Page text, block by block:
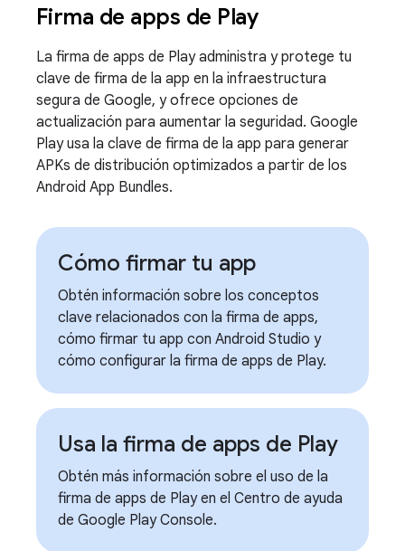
Firma de apps de Play
La firma de apps de Play administra y protege tu
clave de firma de la app en la infraestructura
segura de Google, y ofrece opciones de
actualización para aumentar la seguridad. Google
Play usa la clave de firma de la app para generar
APKs de distribución optimizados a partir de los
Android App Bundles.
Cómo firmar tu app
Obtén información sobre los conceptos
clave relacionados con la firma de apps,
cómo firmar tu app con Android Studio y
cómo configurar la firma de apps de Play.
Usa la firma de apps de Play
Obtén más información sobre el uso de la
firma de apps de Play en el Centro de ayuda
de Google Play Console.